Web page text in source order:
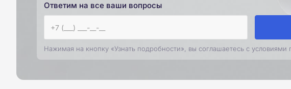
Ответим на все ваши вопросы
Нажимая на кнопку «Узнать подробности», вы соглашаетесь с условиями